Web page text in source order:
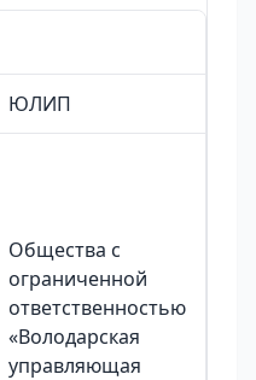
ЮЛИП
Общества с
ограниченной
ответственностью
«Володарская
управляющая